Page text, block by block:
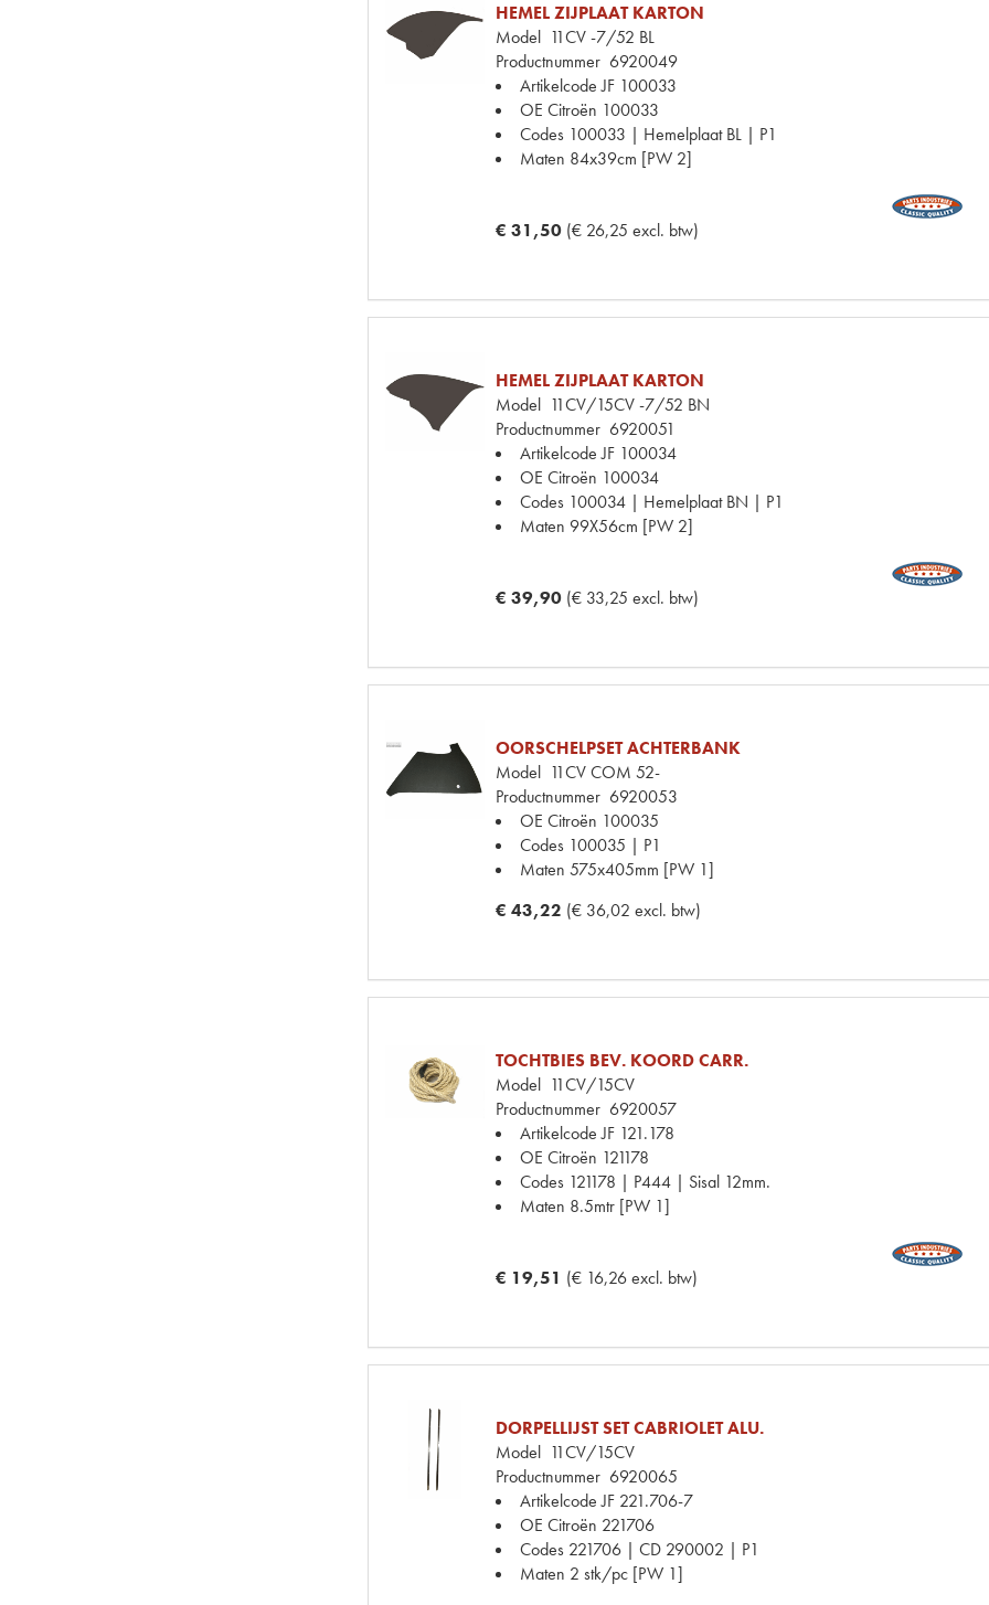
HEMEL ZIJPLAAT KARTON
Model 11CV -7/52 BL
Productnummer 6920049
Artikelcode JF 100033
OE Citroën 100033
Codes 100033 | Hemelplaat BL | P1
Maten 84x39cm [PW 2]
€ 31,50 (€ 26,25 excl. btw)
HEMEL ZIJPLAAT KARTON
Model 11CV/15CV -7/52 BN
Productnummer 6920051
Artikelcode JF 100034
OE Citroën 100034
Codes 100034 | Hemelplaat BN | P1
Maten 99X56cm [PW 2]
€ 39,90 (€ 33,25 excl. btw)
OORSCHELPSET ACHTERBANK
Model 11CV COM 52-
Productnummer 6920053
OE Citroën 100035
Codes 100035 | P1
Maten 575x405mm [PW 1]
€ 43,22 (€ 36,02 excl. btw)
TOCHTBIES BEV. KOORD CARR.
Model 11CV/15CV
Productnummer 6920057
Artikelcode JF 121.178
OE Citroën 121178
Codes 121178 | P444 | Sisal 12mm.
Maten 8.5mtr [PW 1]
€ 19,51 (€ 16,26 excl. btw)
DORPELLIJST SET CABRIOLET ALU.
Model 11CV/15CV
Productnummer 6920065
Artikelcode JF 221.706-7
OE Citroën 221706
Codes 221706 | CD 290002 | P1
Maten 2 stk/pc [PW 1]